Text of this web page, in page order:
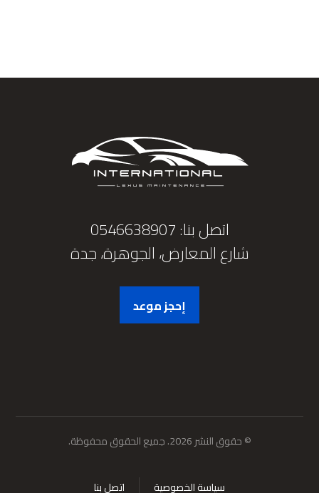
اتصل بنا: 0546638907
شارع المعارض، الجوهرة، جدة
إحجز موعد
© حقوق النشر 2026. جميع الحقوق محفوظة.
اتصل بنا سياسة الخصوصية